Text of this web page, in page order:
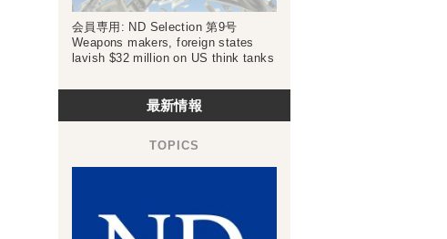
会員専用: ND Selection 第9号
Weapons makers, foreign states
lavish $32 million on US think tanks
最新情報